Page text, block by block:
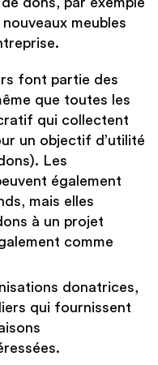
meubles
font partie des
que toutes les
qui collectent
un objectif d’utilité
Les
également
mais elles
à un projet
comme
donatrices,
qui fournissent